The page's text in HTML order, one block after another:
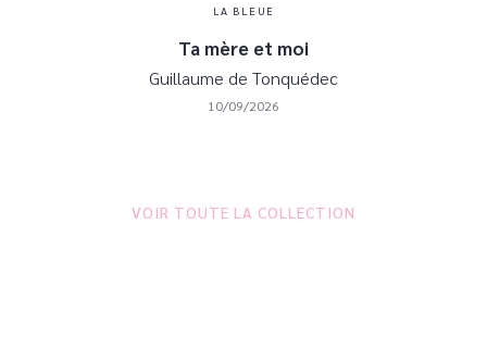
LA BLEUE
Ta mère et moi
Guillaume de Tonquédec
10/09/2026
VOIR TOUTE LA COLLECTION